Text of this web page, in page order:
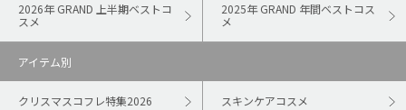
2026年 GRAND 上半期ベストコ
スメ
2025年 GRAND 年間ベストコス
メ
アイテム別
クリスマスコフレ特集2026 スキンケアコスメ